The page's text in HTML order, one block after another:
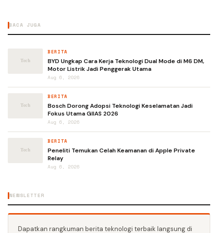
BACA JUGA
BERITA
BYD Ungkap Cara Kerja Teknologi Dual Mode di M6 DM,
Motor Listrik Jadi Penggerak Utama
Aug 6, 2026
BERITA
Bosch Dorong Adopsi Teknologi Keselamatan Jadi
Fokus Utama GIIAS 2026
Aug 6, 2026
BERITA
Peneliti Temukan Celah Keamanan di Apple Private
Relay
Aug 6, 2026
NEWSLETTER
Dapatkan rangkuman berita teknologi terbaik langsung di